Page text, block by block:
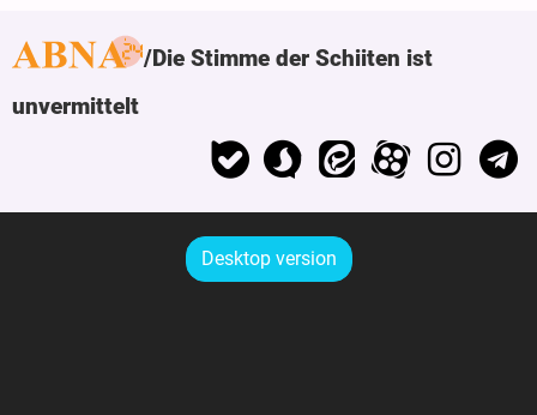
Die Stimme der Schiiten ist
unvermittelt
Desktop version